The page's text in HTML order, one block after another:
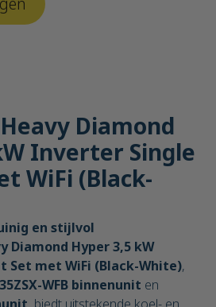
Diamond
Inverter Single
WiFi (Black-
en stijlvol
Diamond Hyper 3,5 kW
Set met WiFi (Black-White),
WFB binnenunit en